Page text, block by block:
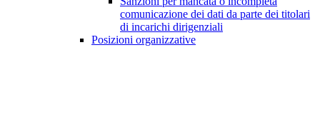
comunicazione dei dati da parte dei titolari
di incarichi dirigenziali
Posizioni organizzative